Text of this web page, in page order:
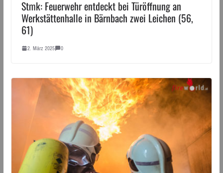
Stmk: Feuerwehr entdeckt bei Türöffnung an
Werkstättenhalle in Bärnbach zwei Leichen (56,
61)
2. März 2025 0